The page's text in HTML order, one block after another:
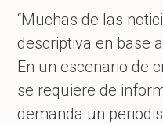
“Muchas de las
descriptiva en base
En un escenario de
se requiere de
demanda un